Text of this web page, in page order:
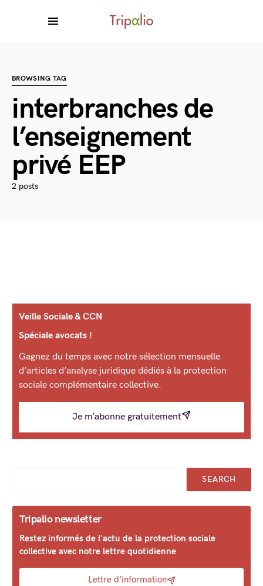
BROWSING TAG
interbranches de
l’enseignement
privé EEP
2 posts
Veille Sociale & CCN
Spéciale avocats !
Gagnez du temps avec notre sélection mensuelle
d’articles d’analyse juridique dédiés à la protection
sociale complémentaire collective.
Je m’abonne gratuitement
SEARCH
Tripalio newsletter
Restez informés de l'actu de la protection sociale
collective avec notre lettre quotidienne
Lettre d'information